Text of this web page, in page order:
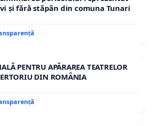
și fără stăpân din comuna Tunari
PENTRU APĂRAREA TEATRELOR
DIN ROMÂNIA